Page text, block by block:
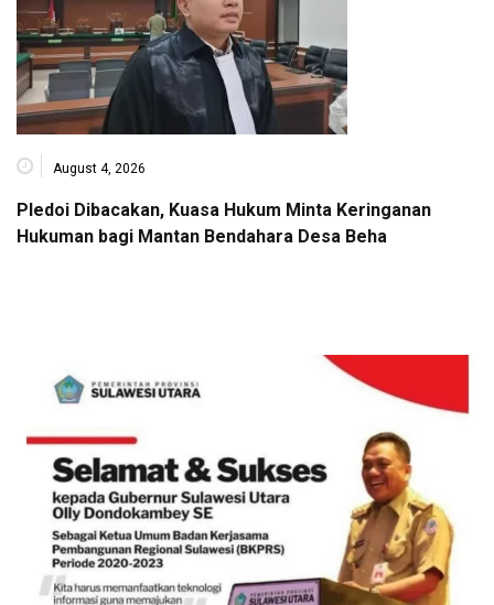
August 4, 2026
Pledoi Dibacakan, Kuasa Hukum Minta Keringanan
Hukuman bagi Mantan Bendahara Desa Beha